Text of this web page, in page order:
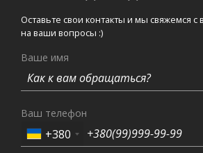
Оставьте свои контакты и мы свяжемся с
на ваши вопросы :)
Ваше имя
Ваш телефон
+380